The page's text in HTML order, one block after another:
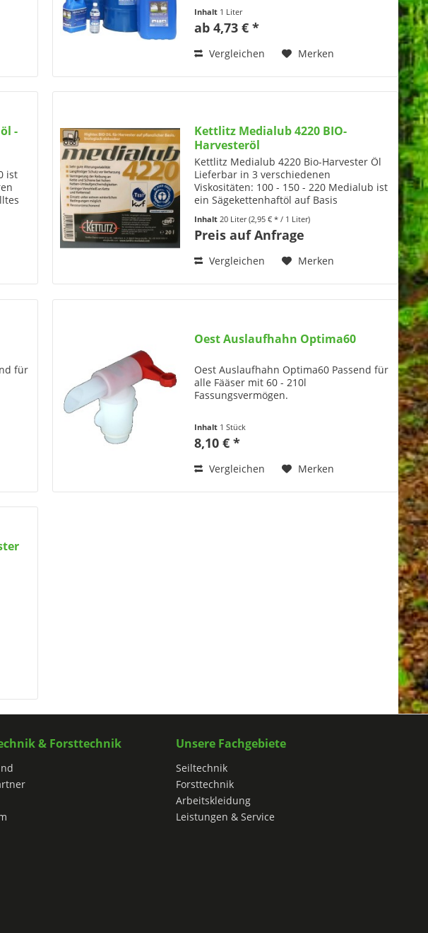
und die Umwelt. HERCUTEC®
Sonderkraftstoffe sind...
Inhalt 1 Liter
ab 4,73 € *
Vergleichen Merken
-
ist
Kettlitz Medialub 4220 BIO-
Harvesteröl
Kettlitz Medialub 4220 Bio-Harvester Öl
Lieferbar in 3 verschiedenen
Viskositäten: 100 - 150 - 220 Medialub ist
ein Sägekettenhaftöl auf Basis
und Mineralöl welches speziell für den
Einsatz für...
Inhalt20 Liter(2,95 € * / 1 Liter)
Preis auf Anfrage
Vergleichen Merken
für
Oest Auslaufhahn Optima60
Oest Auslaufhahn Optima60 Passend für
alle Fääser mit 60 - 210l
Fassungsvermögen.
Inhalt 1 Stück
8,10 € *
Vergleichen Merken
& Forsttechnik Unsere Fachgebiete
Seiltechnik
Forsttechnik
Arbeitskleidung
Leistungen & Service